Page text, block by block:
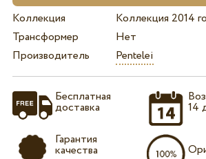
Коллекция
Коллекция 2014
Трансформер
Нет
Производитель
Pentelei
Бесплатная
доставка
Гарантия
качества
14